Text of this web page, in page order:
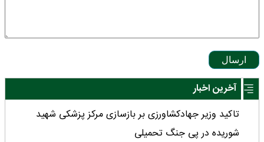
ارسال
آخرین اخبار
تاکید وزیر جهادکشاورزی بر بازسازی مرکز پزشکی شهید
شوریده در پی جنگ تحمیلی